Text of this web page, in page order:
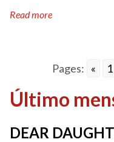
Read more
Pages: « 1
Último
DEAR